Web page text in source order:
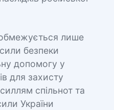
лише
безпеки
допомогу у
для захисту
спільнот та
України